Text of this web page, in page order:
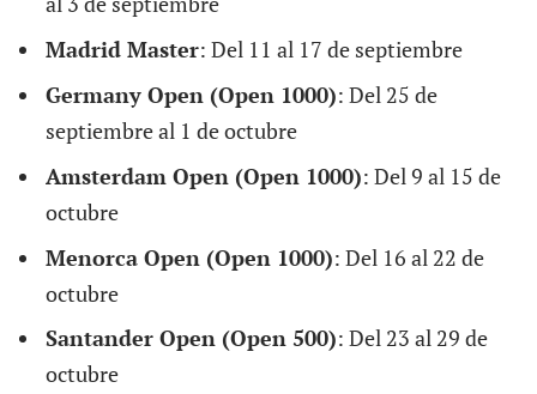
Madrid Master: Del 11 al 17 de septiembre
Germany Open (Open 1000): Del 25 de
septiembre al 1 de octubre
Amsterdam Open (Open 1000): Del 9 al 15 de
octubre
Menorca Open (Open 1000): Del 16 al 22 de
octubre
Santander Open (Open 500): Del 23 al 29 de
octubre